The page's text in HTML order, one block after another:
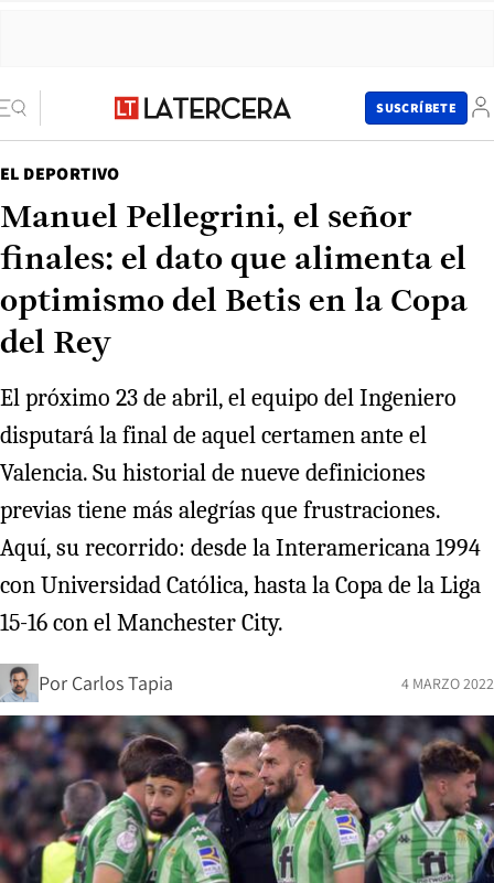
SUSCRÍBETE
EL DEPORTIVO
Manuel Pellegrini, el señor
finales: el dato que alimenta el
optimismo del Betis en la Copa
del Rey
El próximo 23 de abril, el equipo del Ingeniero
disputará la final de aquel certamen ante el
Valencia. Su historial de nueve definiciones
previas tiene más alegrías que frustraciones.
Aquí, su recorrido: desde la Interamericana 1994
con Universidad Católica, hasta la Copa de la Liga
15-16 con el Manchester City.
Por Carlos Tapia 4 MARZO 2022